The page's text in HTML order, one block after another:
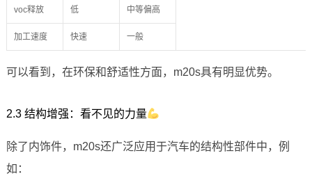
voc释放 低 中等偏高
加工速度 快速 一般
可以看到，在环保和舒适性方面，m20s具有明显优势。
2.3 结构增强：看不见的力量
除了内饰件，m20s还广泛应用于汽车的结构性部件中，例
如：